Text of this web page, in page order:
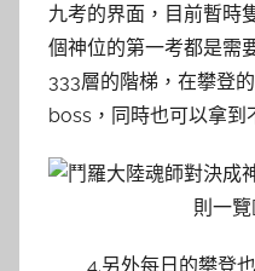
九考的界面，目前暫時
個神位的第一考都是需
333層的階梯，在攀登
boss，同時也可以拿到
4.另外每日的攀登